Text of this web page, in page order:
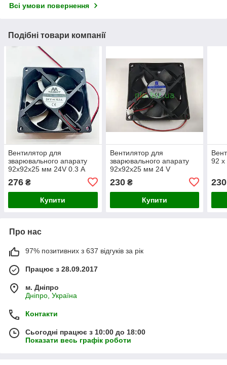
Всі умови повернення
Подібні товари компанії
Вентилятор для
зварювального апарату
92х92х25 мм 24V 0.3 А
276 ₴
Купити
Вентилятор для
зварювального апарату
92х92х25 мм 24 V
230₴
Купити
92
230
Про нас
97% позитивних з 637 відгуків за рік
Працює з 28.09.2017
м. Дніпро
Дніпро, Україна
Контакти
Сьогодні працює з 10:00 до 18:00
Показати весь графік роботи